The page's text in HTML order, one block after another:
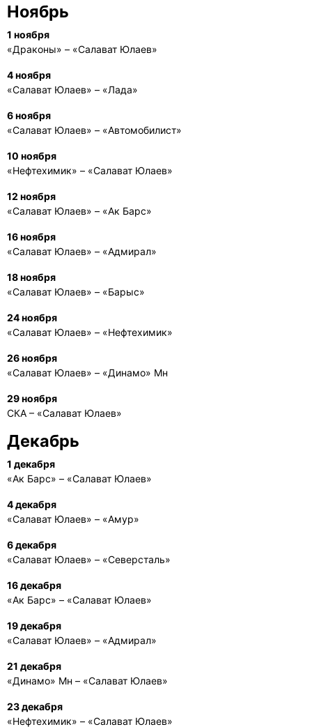
Ноябрь
1 ноября
«Драконы» – «Салават Юлаев»
4 ноября
«Салават Юлаев» – «Лада»
6 ноября
«Салават Юлаев» – «Автомобилист»
10 ноября
«Нефтехимик» – «Салават Юлаев»
12 ноября
«Салават Юлаев» – «Ак Барс»
16 ноября
«Салават Юлаев» – «Адмирал»
18 ноября
«Салават Юлаев» – «Барыс»
24 ноября
«Салават Юлаев» – «Нефтехимик»
26 ноября
«Салават Юлаев» – «Динамо» Мн
29 ноября
СКА – «Салават Юлаев»
Декабрь
1 декабря
«Ак Барс» – «Салават Юлаев»
4 декабря
«Салават Юлаев» – «Амур»
6 декабря
«Салават Юлаев» – «Северсталь»
16 декабря
«Ак Барс» – «Салават Юлаев»
19 декабря
«Салават Юлаев» – «Адмирал»
21 декабря
«Динамо» Мн – «Салават Юлаев»
23 декабря
«Нефтехимик» – «Салават Юлаев»